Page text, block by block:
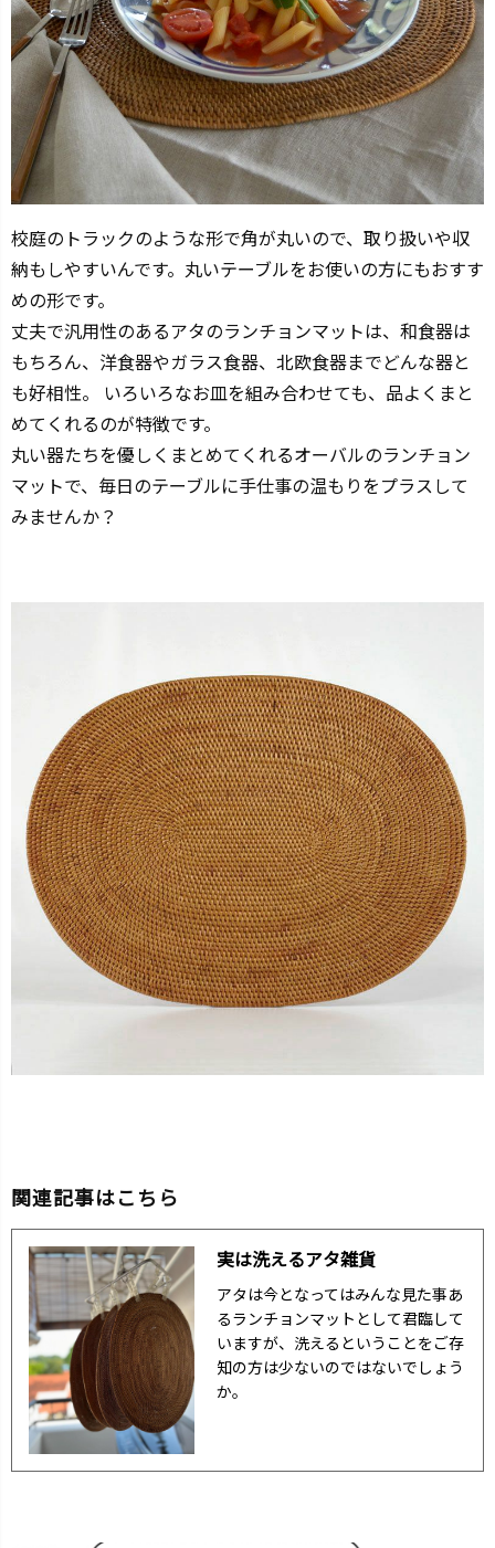
校庭のトラックのような形で角が丸いので、取り扱いや収
納もしやすいんです。丸いテーブルをお使いの方にもおすす
めの形です。
丈夫で汎用性のあるアタのランチョンマットは、和食器は
もちろん、洋食器やガラス食器、北欧食器までどんな器と
も好相性。 いろいろなお皿を組み合わせても、品よくまと
めてくれるのが特徴です。
丸い器たちを優しくまとめてくれるオーバルのランチョン
マットで、毎日のテーブルに手仕事の温もりをプラスして
みませんか？
関連記事はこちら
実は洗えるアタ雑貨
アタは今となってはみんな見た事あ
るランチョンマットとして君臨して
いますが、洗えるということをご存
知の方は少ないのではないでしょう
か。